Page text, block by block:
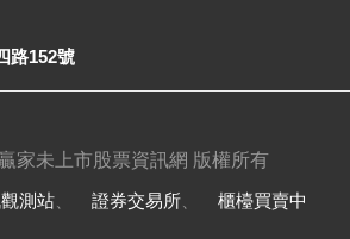
路152號
家未上市股票資訊網 版權所有
測站 證券交易所
櫃檯買賣中